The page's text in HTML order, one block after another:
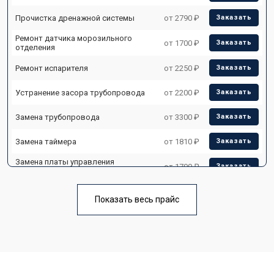
Прочистка дренажной системы от 2790 ₽ Заказать
Ремонт датчика морозильного
отделения
от 1700 ₽ Заказать
Ремонт испарителя от 2250 ₽ Заказать
Устранение засора трубопровода от 2200 ₽ Заказать
Замена трубопровода от 3300 ₽ Заказать
Замена таймера от 1810 ₽ Заказать
Замена платы управления
от 1700 ₽ Заказать
Ремонт/замена датчика
Замена термостата от 1700 ₽
Показать весь прайс